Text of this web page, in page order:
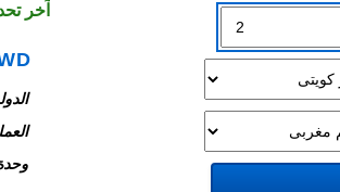
آخر